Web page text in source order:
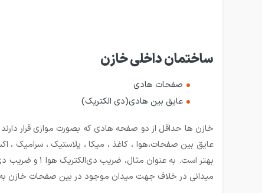
ساختمان داخلی خازن
صفحات هادی
عایق بین هادی(دی الکتریک)
خازن‌ ها حداقل از دو صفحه هادی که بصورت موازی قرار
عایق بین صفحات،هوا ، کاغذ ، میکا ، پلاستیک ، سرامیک ،
میدانی در خلاف جهت میدان موجود در بین صفحات خازن به